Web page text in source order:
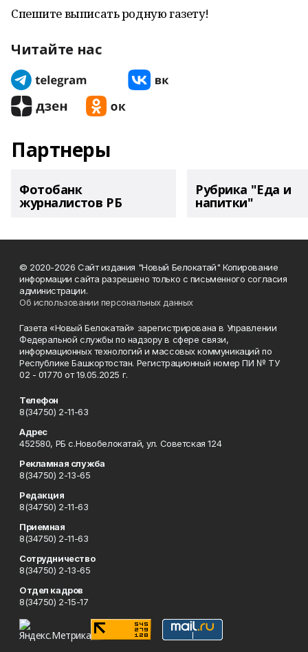
Спешите выписать родную газету!
Читайте нас
Партнеры
Фотобанк
журналистов РБ
Рубрика "Еда и
напитки"
© 2020-2026 Сайт издания "Новый Белокатай" Копирование
информации сайта разрешено только с письменного согласия
администрации.
Об использовании персональных данных
Газета «Новый Белокатай» зарегистрирована в Управлении
Федеральной службы по надзору в сфере связи,
информационных технологий и массовых коммуникаций по
Республике Башкортостан. Регистрационный номер ПИ № ТУ
02 - 01770 от 19.05.2025 г.
Телефон
8(34750) 2-11-63
Адрес
452580, РБ с.Новобелокатай, ул. Советская 124
Рекламная служба
8(34750) 2-13-65
Редакция
8(34750) 2-11-63
Приемная
8(34750) 2-11-63
Сотрудничество
8(34750) 2-13-65
Отдел кадров
8(34750) 2-15-17